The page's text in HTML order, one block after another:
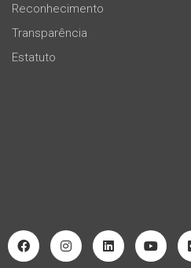
Reconhecimento
Transparência
Estatuto